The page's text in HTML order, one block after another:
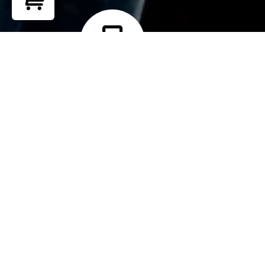
Return to shop